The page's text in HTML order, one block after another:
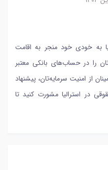
به خودی خود منجر به اقامت
را در حساب‌های بانکی معتبر
از امنیت سرمایه‌تان، پیشنهاد
در استرالیا مشورت کنید تا